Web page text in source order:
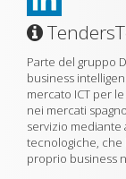
Parte del gruppo
business
mercato ICT per
nei mercati
servizio mediante
tecnologiche, che
proprio business